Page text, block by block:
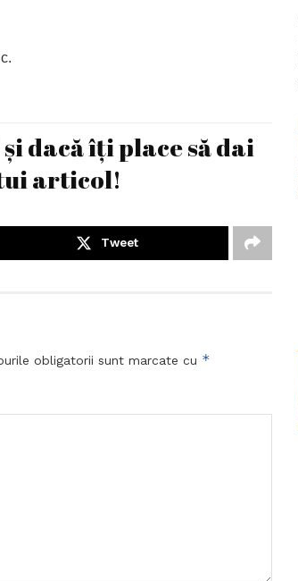
dacă îți place să dai
articol!
Tweet
obligatorii sunt marcate cu *